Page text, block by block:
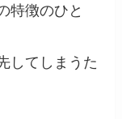
特徴のひと
してしまうた